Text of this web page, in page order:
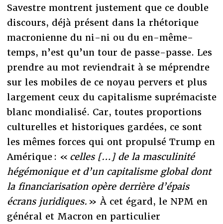
Savestre montrent justement que ce double
discours, déjà présent dans la rhétorique
macronienne du ni-ni ou du en-même-
temps, n’est qu’un tour de passe-passe. Les
prendre au mot reviendrait à se méprendre
sur les mobiles de ce noyau pervers et plus
largement ceux du capitalisme suprémaciste
blanc mondialisé. Car, toutes proportions
culturelles et historiques gardées, ce sont
les mêmes forces qui ont propulsé Trump en
Amérique : « celles […] de la masculinité
hégémonique et d’un capitalisme global dont
la financiarisation opère derrière d’épais
écrans juridiques. » À cet égard, le NPM en
général et Macron en particulier